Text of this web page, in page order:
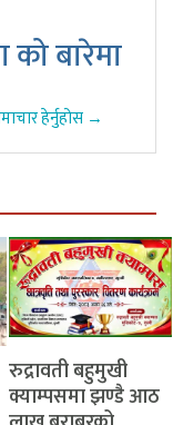
बारेमा
हेर्नुहोस →
रुद्रावती बहुमुखी
क्याम्पसमा झण्डै आठ